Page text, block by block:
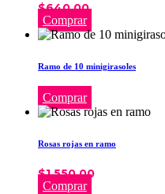
$640.00
Comprar
Ramo de 10 minigirasoles
Comprar
Rosas rojas en ramo
$1,550.00
Comprar